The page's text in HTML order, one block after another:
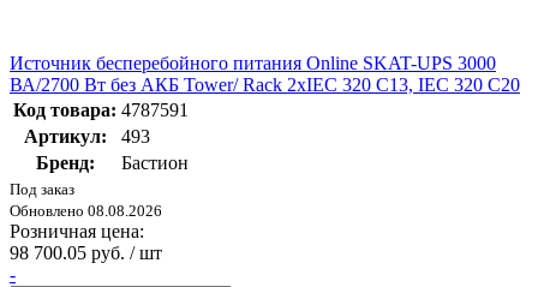
Источник бесперебойного питания Online SKAT-UPS 3000
ВА/2700 Вт без АКБ Tower/ Rack 2хIEC 320 C13, IEC 320 C20
Код товара: 4787591
Артикул:
493
Бренд:
Бастион
Под заказ
Обновлено 08.08.2026
Розничная цена:
98 700.05 руб. / шт
-